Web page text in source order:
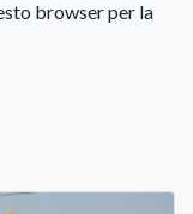
browser per la